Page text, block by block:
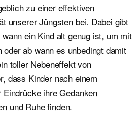
zu einer effektiven
unserer Jüngsten bei. Dabei gibt
ein Kind alt genug ist, um mit
ab wann es unbedingt damit
toller Nebeneffekt von
dass Kinder nach einem
Eindrücke ihre Gedanken
und Ruhe finden.